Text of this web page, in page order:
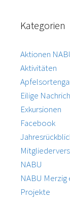
Kategorien
Aktionen
Aktivitäten
Eilige
Exkursionen
Facebook
NABU
NABU Merzig
Projekte